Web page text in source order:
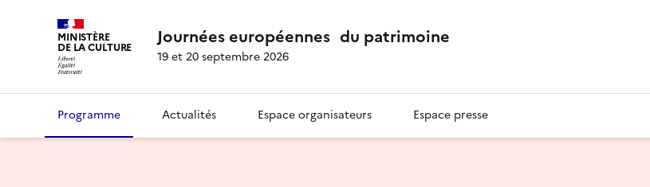
MINISTÈRE
DE LA CULTURE Journées européennes du patrimoine
19 et 20 septembre 2026
Programme Actualités Espace organisateurs Espace presse